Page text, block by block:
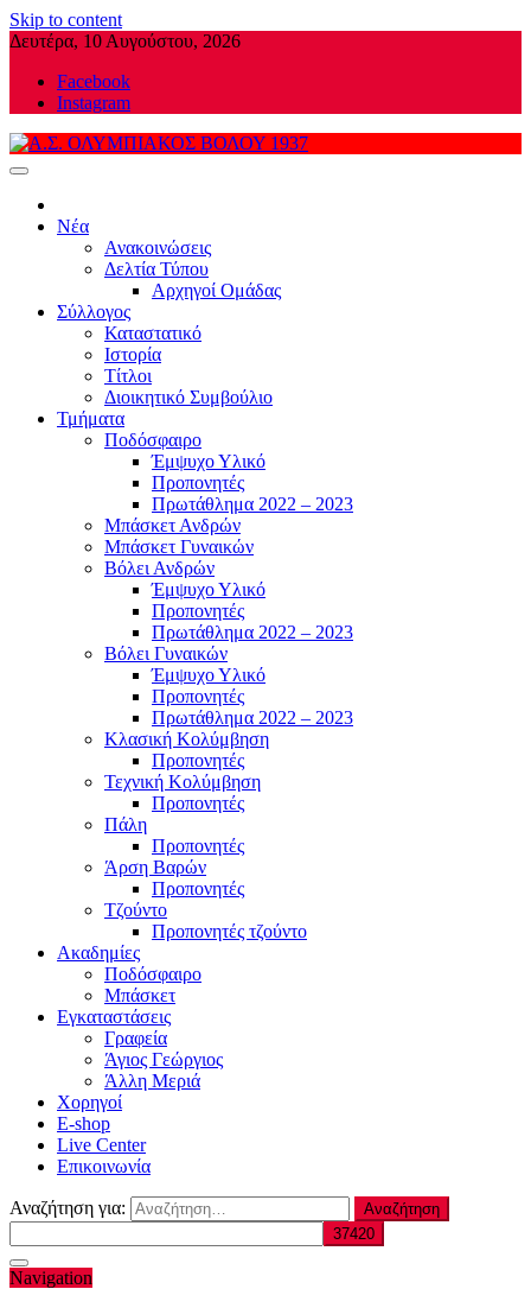
Skip to content
Δευτέρα, 10 Αυγούστου, 2026
Facebook
Instagram
Νέα
Ανακοινώσεις
Δελτία Τύπου
Αρχηγοί Ομάδας
Σύλλογος
Καταστατικό
Ιστορία
Τίτλοι
Διοικητικό Συμβούλιο
Τμήματα
Ποδόσφαιρο
Έμψυχο Υλικό
Προπονητές
Πρωτάθλημα 2022 – 2023
Μπάσκετ Ανδρών
Μπάσκετ Γυναικών
Βόλει Ανδρών
Έμψυχο Υλικό
Προπονητές
Πρωτάθλημα 2022 – 2023
Βόλει Γυναικών
Έμψυχο Υλικό
Προπονητές
Πρωτάθλημα 2022 – 2023
Κλασική Κολύμβηση
Προπονητές
Τεχνική Κολύμβηση
Προπονητές
Πάλη
Προπονητές
Άρση Βαρών
Προπονητές
Τζούντο
Προπονητές τζούντο
Ακαδημίες
Ποδόσφαιρο
Μπάσκετ
Εγκαταστάσεις
Γραφεία
Άγιος Γεώργιος
Άλλη Μεριά
Χορηγοί
E-shop
Live Center
Επικοινωνία
Αναζήτηση για:
Navigation